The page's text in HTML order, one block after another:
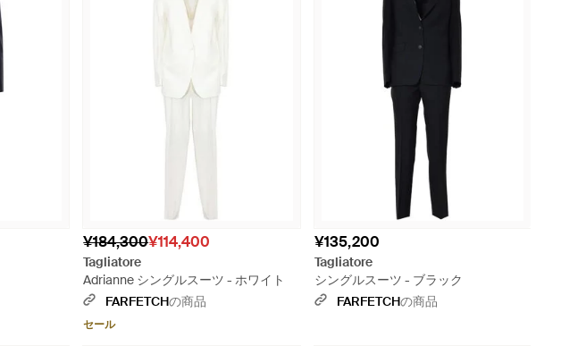
¥184,300¥114,400
Tagliatore
Adrianne シングルスーツ - ホワイト
FARFETCHの商品
セール
¥135,200
Tagliatore
シングルスーツ - ブラック
FARFETCHの商品